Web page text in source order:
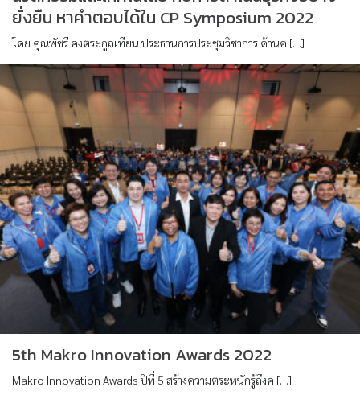
ยั่งยืน หาคำตอบได้ใน CP Symposium 2022
โดย คุณพัชรี คงตระกูลเทียน ประธานการประชุมวิชาการ ด้านค […]
5th Makro Innovation Awards 2022
Makro Innovation Awards ปีที่ 5 สร้างความตระหนักรู้ถึงค […]